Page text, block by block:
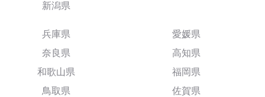
新潟県
兵庫県
奈良県
和歌山県
鳥取県
愛媛県
高知県
福岡県
佐賀県